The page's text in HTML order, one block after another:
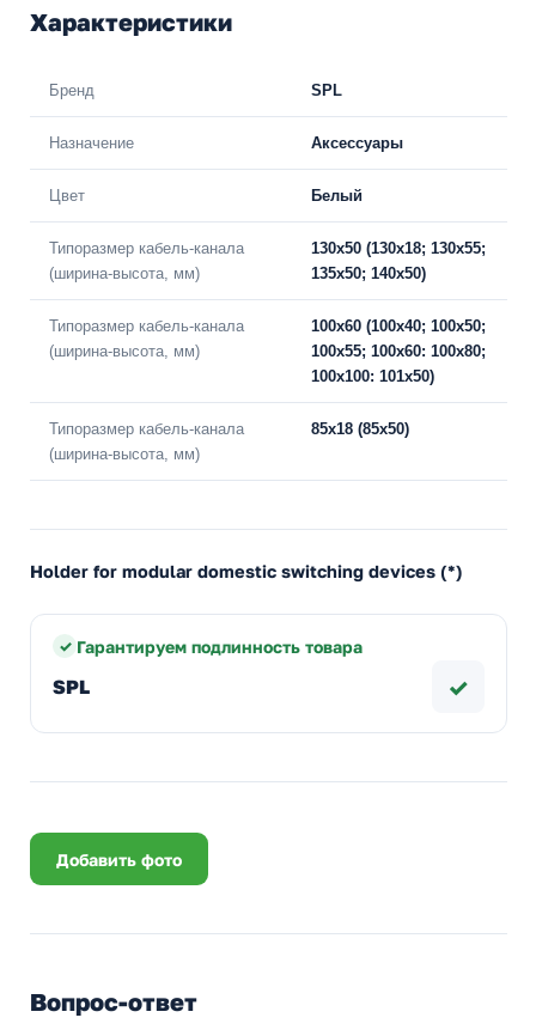
Характеристики
Бренд SPL
Назначение Аксессуары
Цвет Белый
Типоразмер кабель-канала
(ширина-высота, мм)
130х50 (130х18; 130х55;
135х50; 140х50)
Типоразмер кабель-канала
(ширина-высота, мм)
100х60 (100х40; 100х50;
100х55; 100х60: 100х80;
100х100: 101х50)
Типоразмер кабель-канала
(ширина-высота, мм)
85х18 (85х50)
Holder for modular domestic switching devices (*)
Гарантируем подлинность товара
SPL ✓
Добавить фото
Вопрос-ответ